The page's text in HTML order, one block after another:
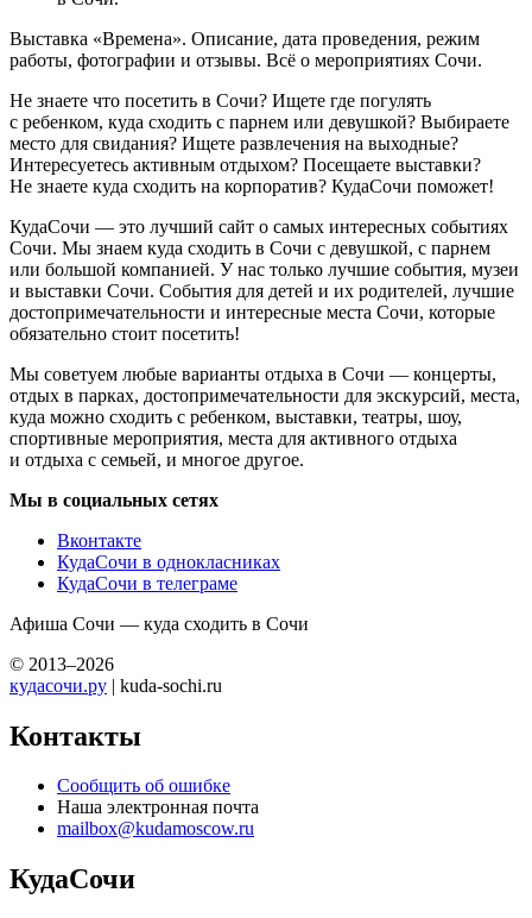
Выставка «Времена». Описание, дата проведения, режим
работы, фотографии и отзывы. Всё о мероприятиях Сочи.
Не знаете что посетить в Сочи? Ищете где погулять
с ребенком, куда сходить с парнем или девушкой? Выбираете
место для свидания? Ищете развлечения на выходные?
Интересуетесь активным отдыхом? Посещаете выставки?
Не знаете куда сходить на корпоратив? КудаСочи поможет!
КудаСочи — это лучший сайт о самых интересных событиях
Сочи. Мы знаем куда сходить в Сочи с девушкой, с парнем
или большой компанией. У нас только лучшие события, музеи
и выставки Сочи. События для детей и их родителей, лучшие
достопримечательности и интересные места Сочи, которые
обязательно стоит посетить!
Мы советуем любые варианты отдыха в Сочи — концерты,
отдых в парках, достопримечательности для экскурсий, места,
куда можно сходить с ребенком, выставки, театры, шоу,
спортивные мероприятия, места для активного отдыха
и отдыха с семьей, и многое другое.
Мы в социальных сетях
Вконтакте
КудаСочи в однокласниках
КудаСочи в телеграме
Афиша Сочи — куда сходить в Сочи
© 2013–2026
кудасочи.ру | kuda-sochi.ru
Контакты
Сообщить об ошибке
Наша электронная почта
mailbox@kudamoscow.ru
КудаСочи